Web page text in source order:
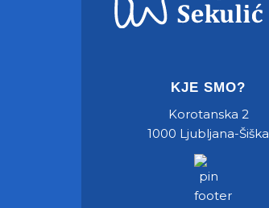
KJE SMO?
Korotanska 2
1000 Ljubljana-Šiška